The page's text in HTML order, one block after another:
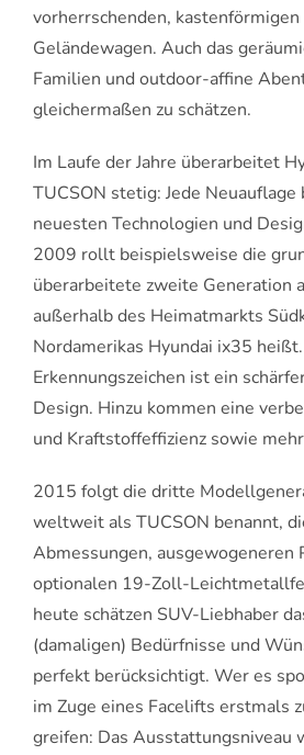
vorherrschenden,
Geländewagen. Auch das
Familien und outdoor-affine
gleichermaßen zu schätzen.
Im Laufe der Jahre überarbeitet
TUCSON stetig: Jede
neuesten Technologien und
2009 rollt beispielsweise die
überarbeitete zweite Generation
außerhalb des Heimatmarkts
Nordamerikas Hyundai ix35
Erkennungszeichen ist ein
Design. Hinzu kommen eine
und Kraftstoffeffizienz sowie
2015 folgt die dritte
weltweit als TUCSON benannt,
Abmessungen, ausgewogeneren
optionalen 19-Zoll-
heute schätzen SUV-Liebhaber
(damaligen) Bedürfnisse und
perfekt berücksichtigt. Wer es
im Zuge eines Facelifts erstmals
greifen: Das Ausstattungsniveau